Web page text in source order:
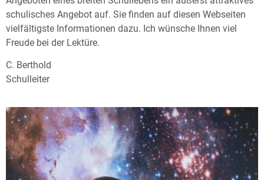
schulisches Angebot auf. Sie finden auf diesen Webseiten
vielfältigste Informationen dazu. Ich wünsche Ihnen viel
Freude bei der Lektüre.
C. Berthold
Schulleiter